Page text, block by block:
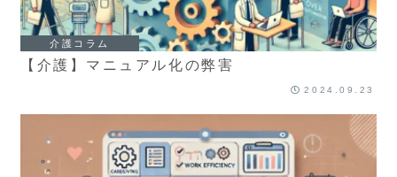
介護コラム
【介護】マニュアル化の弊害
2024.09.23